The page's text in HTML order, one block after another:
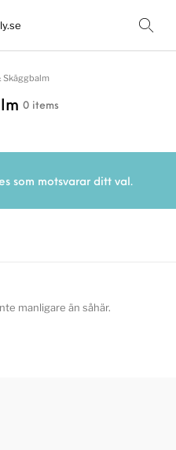
Skäggbalm
0 items
som motsvarar ditt val.
manligare än såhär.